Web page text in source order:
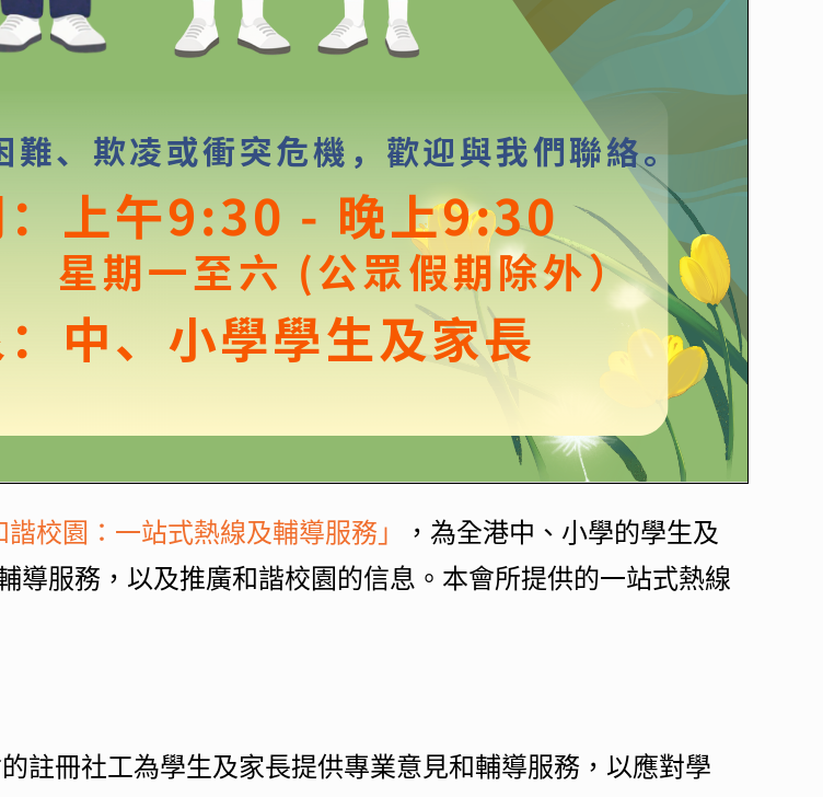
諧校園：一站式熱線及輔導服務」
，為全港中、小學的學生及
導服務，以及推廣和諧校園的信息。本會所提供的一站式熱線
註冊社工為學生及家長提供專業意見和輔導服務，以應對學